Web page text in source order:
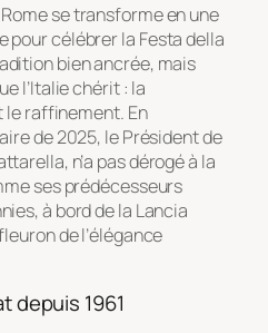
se transforme en une
pour célébrer la Festa della
bien ancrée, mais
l’Italie chérit : la
raffinement. En
de 2025, le Président de
n’a pas dérogé à la
ses prédécesseurs
à bord de la Lancia
de l’élégance
depuis 1961